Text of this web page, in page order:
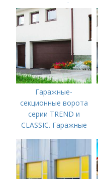
ворот Trend – в
новом обучающем
Гаражные-
секционные ворота
серии TREND и
CLASSIC. Гаражные
TREND –, какие
секционные ворота
выбрать?